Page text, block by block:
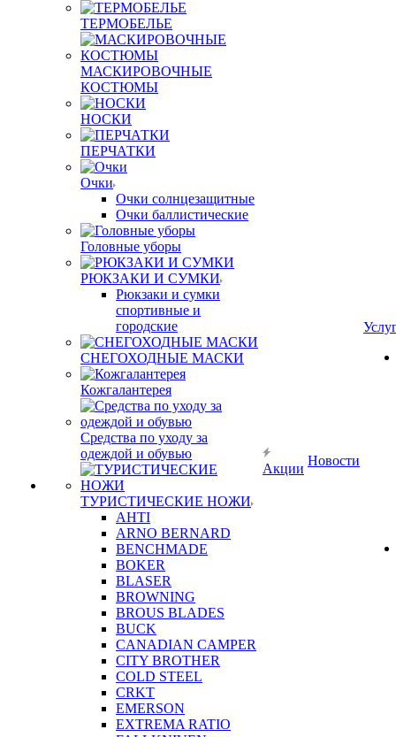
ТЕРМОБЕЛЬЕ
МАСКИРОВОЧНЫЕ
КОСТЮМЫ
НОСКИ
ПЕРЧАТКИ
Очки
Очки солнцезащитные
Очки баллистические
Головные уборы
РЮКЗАКИ И СУМКИ
Рюкзаки и сумки
спортивные и
городские
СНЕГОХОДНЫЕ МАСКИ
Кожгалантерея
Средства по уходу за
одеждой и обувью
ТУРИСТИЧЕСКИЕ НОЖИ
AHTI
ARNO BERNARD
BENCHMADE
BOKER
BLASER
BROWNING
BROUS BLADES
BUCK
CANADIAN CAMPER
CITY BROTHER
COLD STEEL
CRKT
EMERSON
EXTREMA RATIO
Акции
Новости